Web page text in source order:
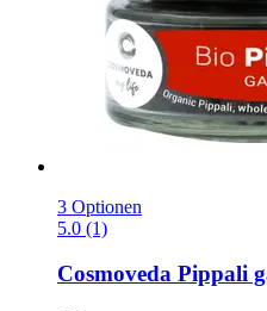
3 Optionen
5.0 (1)
Cosmoveda Pippali